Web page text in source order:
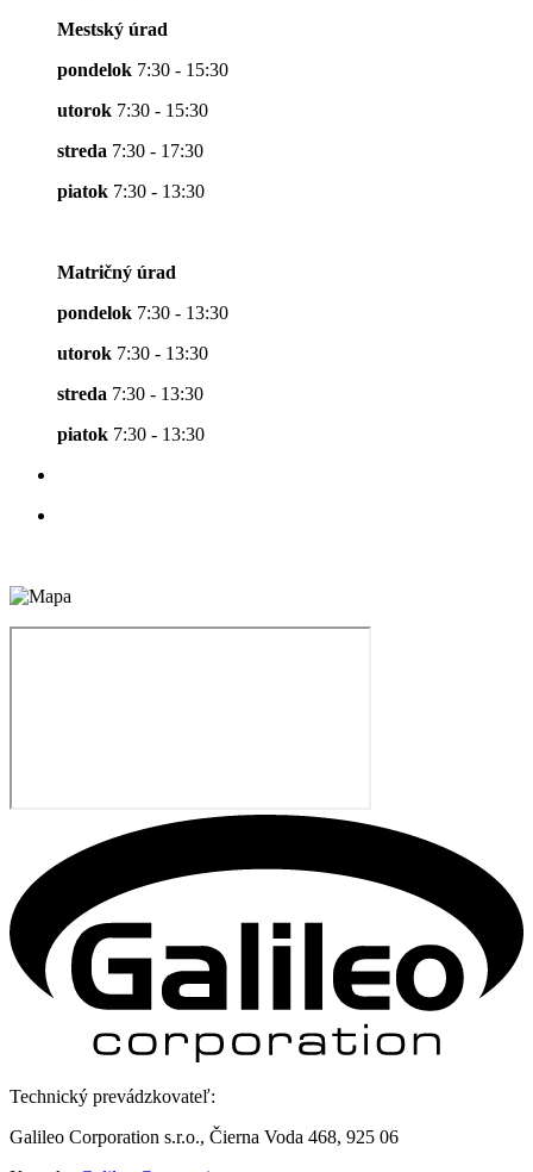
Mestský úrad
pondelok 7:30 - 15:30
utorok 7:30 - 15:30
streda 7:30 - 17:30
piatok 7:30 - 13:30
Matričný úrad
pondelok 7:30 - 13:30
utorok 7:30 - 13:30
streda 7:30 - 13:30
piatok 7:30 - 13:30
Technický prevádzkovateľ:
Galileo Corporation s.r.o., Čierna Voda 468, 925 06